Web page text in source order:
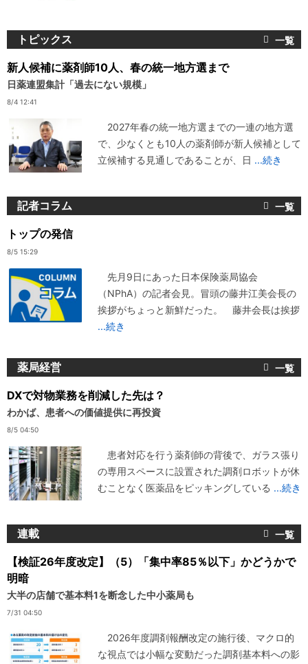
トピックス
新人候補に薬剤師10人、春の統一地方選まで
日薬連盟集計「過去にない規模」
8/4 12:41
2027年春の統一地方選までの一連の地方選
で、少なくとも10人の薬剤師が新人候補として
立候補する見通しであることが、日 ...続き
記者コラム
トップの発信
8/5 15:29
先月9日にあった日本保険薬局協会
（NPhA）の記者会見。冒頭の藤井江美会長の
挨拶がちょっと新鮮だった。 藤井会長は挨拶
...続き
薬局経営
DXで対物業務を削減した先は？
わかば、患者への価値提供に再投資
8/5 04:50
患者対応を行う薬剤師の背後で、ガラス張り
の専用スペースに設置された調剤ロボットが休
むことなく医薬品をピッキングしている ...続き
連載
【検証26年度改定】（5）「集中率85％以下」かどうかで
明暗
大半の店舗で基本料1を断念した中小薬局も
7/31 04:50
2026年度調剤報酬改定の施行後、マクロ的
な視点では小幅な変動だった調剤基本料への影